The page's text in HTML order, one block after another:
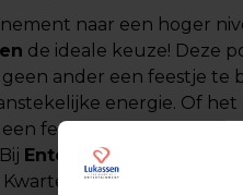
naar een hoger
de ideale keuze! Deze
geen ander een feestje
energie. Of
festival, Sander
Entertainmentbureau
boeken voor jouw